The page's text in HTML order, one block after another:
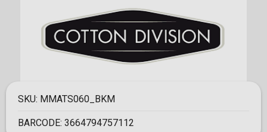
SKU: MMATS060_BKM
BARCODE: 3664794757112